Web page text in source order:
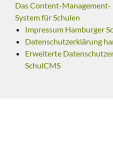
Das Content-Management-
System für Schulen
Impressum Hamburger
Datenschutzerklärung
Erweiterte
SchulCMS